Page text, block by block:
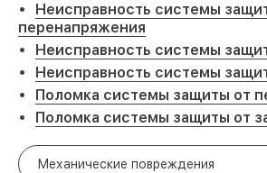
Неисправность системы
перенапряжения
Неисправность системы
Неисправность системы
Поломка системы защиты от
Поломка системы защиты от
Механические повреждения